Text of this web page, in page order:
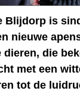
Blijdorp is
nieuwe
dieren, die
met een
tot de